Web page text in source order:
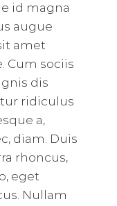
id magna
augue
amet
Cum sociis
dis
ridiculus
a,
diam. Duis
rhoncus,
eget
Nullam